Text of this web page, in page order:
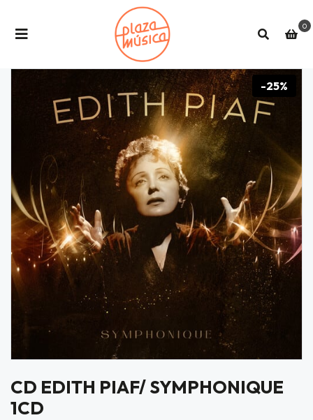
0
-25%
CD EDITH PIAF/ SYMPHONIQUE
1CD